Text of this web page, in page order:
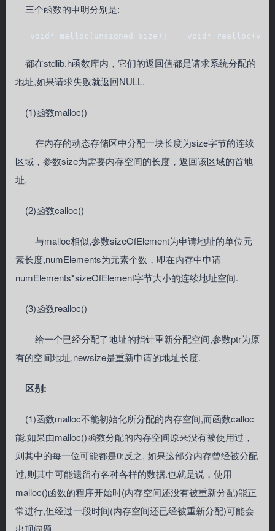
三个函数的申明分别是:
void* malloc(unsigned size);    void*
都在stdlib.h函数库内，它们的返回值都是请求系统分配的
地址,如果请求失败就返回NULL.
(1)函数malloc()
在内存的动态存储区中分配一块长度为size字节的连续
区域，参数size为需要内存空间的长度，返回该区域的首地
址.
(2)函数calloc()
与malloc相似,参数sizeOfElement为申请地址的单位元
素长度,numElements为元素个数，即在内存中申请
numElements*sizeOfElement字节大小的连续地址空间.
(3)函数realloc()
给一个已经分配了地址的指针重新分配空间,参数ptr为原
有的空间地址,newsize是重新申请的地址长度.
区别:
(1)函数malloc不能初始化所分配的内存空间,而函数calloc
能.如果由malloc()函数分配的内存空间原来没有被使用过，
则其中的每一位可能都是0;反之, 如果这部分内存曾经被分配
过,则其中可能遗留有各种各样的数据.也就是说，使用
malloc()函数的程序开始时(内存空间还没有被重新分配)能正
常进行,但经过一段时间(内存空间还已经被重新分配)可能会